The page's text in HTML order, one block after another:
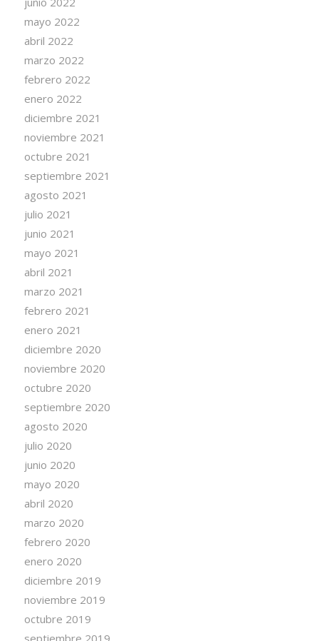
mayo 2022
abril 2022
marzo 2022
febrero 2022
enero 2022
diciembre 2021
noviembre 2021
octubre 2021
septiembre 2021
agosto 2021
julio 2021
junio 2021
mayo 2021
abril 2021
marzo 2021
febrero 2021
enero 2021
diciembre 2020
noviembre 2020
octubre 2020
septiembre 2020
agosto 2020
julio 2020
junio 2020
mayo 2020
abril 2020
marzo 2020
febrero 2020
enero 2020
diciembre 2019
noviembre 2019
octubre 2019